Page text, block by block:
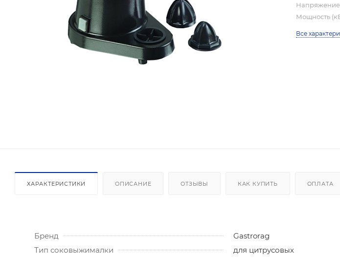
Напряжение
Мощность
Все
ХАРАКТЕРИСТИКИ ОПИСАНИЕ ОТЗЫВЫ КАК КУПИТЬ ОПЛАТА
Бренд
Gastrorag
Тип соковыжималки
для цитрусовых